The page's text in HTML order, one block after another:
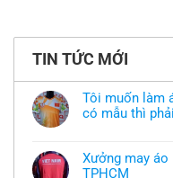
TIN TỨC MỚI
Tôi muốn làm
có mẫu thì
bình
luận
ở
Xưởng may
TPHCM